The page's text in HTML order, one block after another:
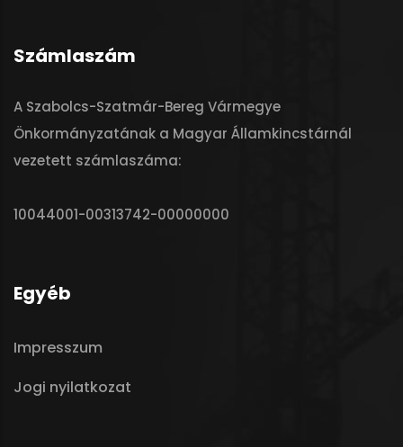
Számlaszám
A Szabolcs-Szatmár-Bereg Vármegye
Önkormányzatának a Magyar Államkincstárnál
vezetett számlaszáma:
10044001-00313742-00000000
Egyéb
Impresszum
Jogi nyilatkozat